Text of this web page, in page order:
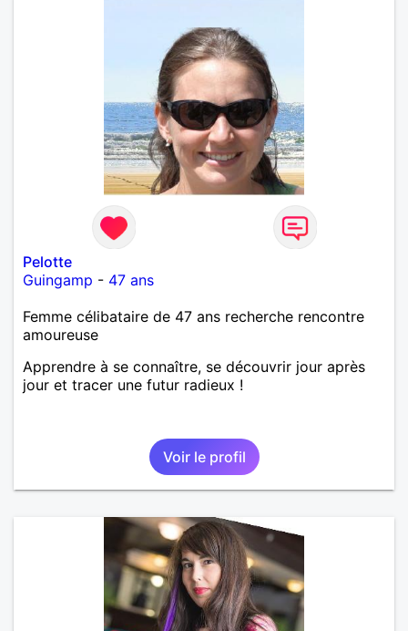
Pelotte
Guingamp - 47 ans
Femme célibataire de 47 ans recherche rencontre
amoureuse
Apprendre à se connaître, se découvrir jour après
jour et tracer une futur radieux !
Voir le profil